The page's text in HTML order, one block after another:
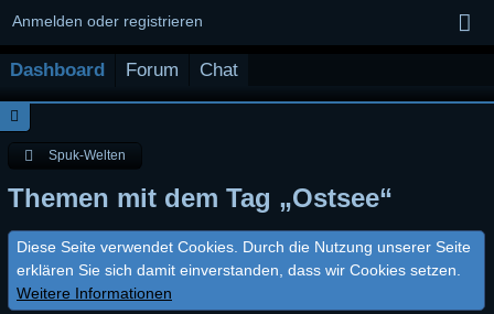
Anmelden oder registrieren
Dashboard Forum Chat
Spuk-Welten
Themen mit dem Tag „Ostsee“
Diese Seite verwendet Cookies. Durch die Nutzung unserer Seite
erklären Sie sich damit einverstanden, dass wir Cookies setzen.
Weitere Informationen